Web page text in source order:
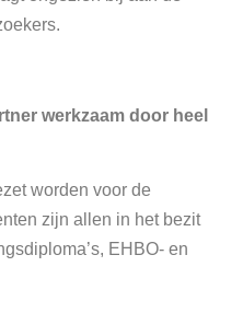
werkzaam door heel
worden voor de
zijn allen in het bezit
EHBO- en